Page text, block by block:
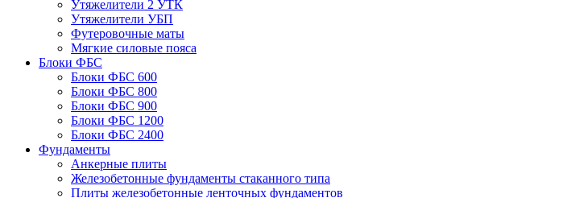
Утяжелители 2 УТК
Утяжелители УБП
Футеровочные маты
Мягкие силовые пояса
Блоки ФБС
Блоки ФБС 600
Блоки ФБС 800
Блоки ФБС 900
Блоки ФБС 1200
Блоки ФБС 2400
Фундаменты
Анкерные плиты
Железобетонные фундаменты стаканного типа
Плиты железобетонные ленточных фундаментов